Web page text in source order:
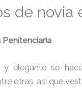
de novia
Penitenciaria
elegante se
otras, así que